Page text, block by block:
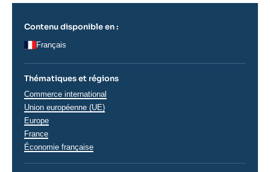
Contenu disponible en :
Français
Thématiques et régions
Thématiques
analyses
Commerce international
Union européenne (UE)
Régions
Europe
France
Économie française